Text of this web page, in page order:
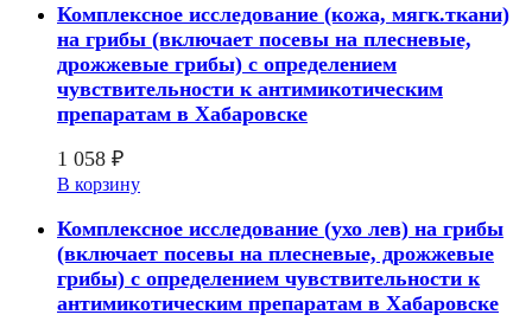
Комплексное исследование (кожа, мягк.ткани)
на грибы (включает посевы на плесневые,
дрожжевые грибы) с определением
чувcтвительности к антимикотическим
препаратам в Хабаровске
1 058 ₽
В корзину
Комплексное исследование (ухо лев) на грибы
(включает посевы на плесневые, дрожжевые
грибы) с определением чувcтвительности к
антимикотическим препаратам в Хабаровске